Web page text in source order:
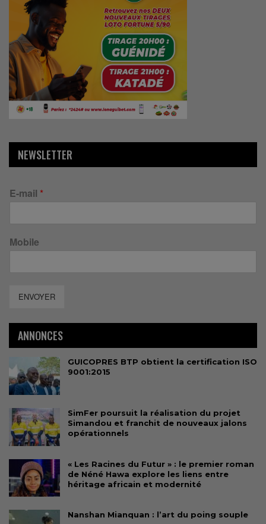
NEWSLETTER
E-mail *
Mobile
ENVOYER
ANNONCES
GUICOPRES BTP obtient la certification ISO
9001:2015
SimFer poursuit la réalisation du projet
Simandou et franchit de nouveaux jalons
opérationnels
« Les Racines du Futur » : le premier roman
de Néné Hawa explore les liens entre
héritage africain et modernité
Nanshan Mianquan : l’art du poing souple